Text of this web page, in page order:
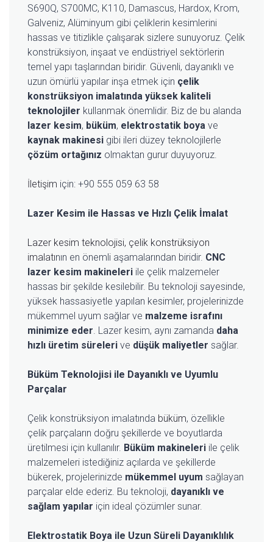
S690Q, S700MC, K110, Damascus, Hardox, Krom,
Galveniz, Alüminyum gibi çeliklerin kesimlerini
hassas ve titizlikle çalışarak sizlere sunuyoruz. Çelik
konstrüksiyon, inşaat ve endüstriyel sektörlerin
temel yapı taşlarından biridir. Güvenli, dayanıklı ve
uzun ömürlü yapılar inşa etmek için çelik
konstrüksiyon imalatında yüksek kaliteli
teknolojiler kullanmak önemlidir. Biz de bu alanda
lazer kesim, büküm, elektrostatik boya ve
kaynak makinesi gibi ileri düzey teknolojilerle
çözüm ortağınız olmaktan gurur duyuyoruz.
İletişim için: +90 555 059 63 58
Lazer Kesim ile Hassas ve Hızlı Çelik İmalat
Lazer kesim teknolojisi, çelik konstrüksiyon
imalatının en önemli aşamalarından biridir. CNC
lazer kesim makineleri ile çelik malzemeler
hassas bir şekilde kesilebilir. Bu teknoloji sayesinde,
yüksek hassasiyetle yapılan kesimler, projelerinizde
mükemmel uyum sağlar ve malzeme israfını
minimize eder. Lazer kesim, aynı zamanda daha
hızlı üretim süreleri ve düşük maliyetler sağlar.
Büküm Teknolojisi ile Dayanıklı ve Uyumlu
Parçalar
Çelik konstrüksiyon imalatında büküm, özellikle
çelik parçaların doğru şekillerde ve boyutlarda
üretilmesi için kullanılır. Büküm makineleri ile çelik
malzemeleri istediğiniz açılarda ve şekillerde
bükerek, projelerinizde mükemmel uyum sağlayan
parçalar elde ederiz. Bu teknoloji, dayanıklı ve
sağlam yapılar için ideal çözümler sunar.
Elektrostatik Boya ile Uzun Süreli Dayanıklılık